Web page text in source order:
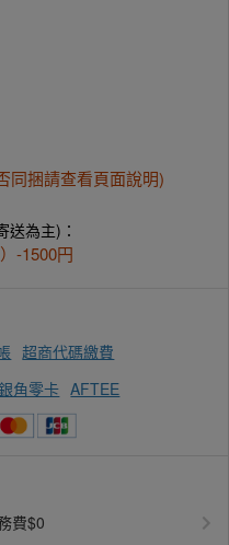
同捆請查看頁面說明)
送為主)：
-1500円
超商代碼繳費
角零卡 AFTEE
費$0